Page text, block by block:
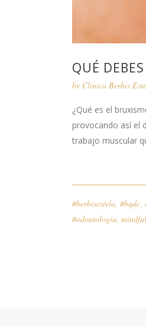
QUÉ
by Clínica Berbís
¿Qué es el
provocando así el
trabajo muscular
#berbisestela, #bqdc,
#odontologia,